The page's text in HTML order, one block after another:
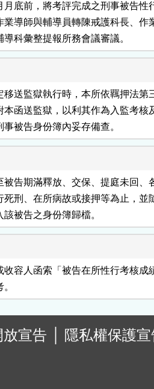
月底前，將考評完成之刑事被告性
業導師與輔導員轉陳戒護科長、作
導科彙整提報所務會議審議。
移送監獄執行時，本所依羈押法第
本函送監獄，以利其作為入監考核
事被告身份簿內妥存備查。
被告期滿釋放、交保、提庭未回、
死刑、在所病故或接押等為止，並
該被告之身份簿歸檔。
收容人函索「被告在所性行考核成
宣告
隱私權保護